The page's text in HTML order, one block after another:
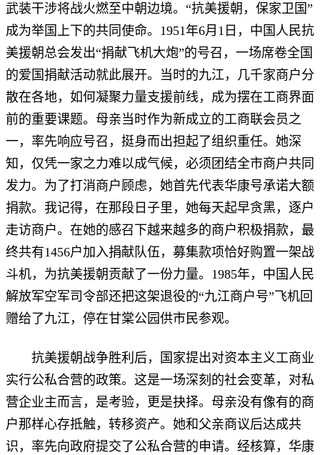
武装干涉将战火燃至中朝边境。“抗美援朝，保家卫国”
成为举国上下的共同使命。1951年6月1日，中国人民抗
美援朝总会发出“捐献飞机大炮”的号召，一场席卷全国
的爱国捐献活动就此展开。当时的九江，几千家商户分
散在各地，如何凝聚力量支援前线，成为摆在工商界面
前的重要课题。母亲当时作为新成立的工商联会员之
一，率先响应号召，挺身而出担起了组织重任。她深
知，仅凭一家之力难以成气候，必须团结全市商户共同
发力。为了打消商户顾虑，她首先代表华康号承诺大额
捐款。我记得，在那段日子里，她每天起早贪黑，逐户
走访商户。在她的感召下越来越多的商户积极捐款，最
终共有1456户加入捐献队伍，募集款项恰好购置一架战
斗机，为抗美援朝贡献了一份力量。1985年，中国人民
解放军空军司令部还把这架退役的“九江商户号”飞机回
赠给了九江，停在甘棠公园供市民参观。
抗美援朝战争胜利后，国家提出对资本主义工商业
实行公私合营的政策。这是一场深刻的社会变革，对私
营企业主而言，是考验，更是抉择。母亲没有像有的商
户那样心存抵触，转移资产。她和父亲商议后达成共
识，率先向政府提交了公私合营的申请。经核算，华康